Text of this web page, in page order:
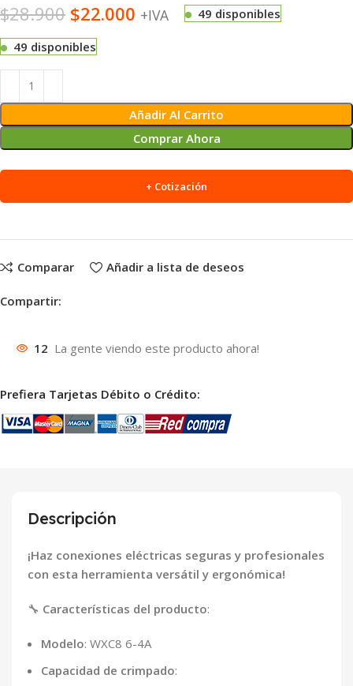
$28.900 $22.000 +IVA 49 disponibles
49 disponibles
Añadir Al Carrito
Comprar Ahora
Alternative:
+ Cotización
Comparar Añadir a lista de deseos
Compartir:
12 La gente viendo este producto ahora!
Prefiera Tarjetas Débito o Crédito:
Descripción
¡Haz conexiones eléctricas seguras y profesionales
con esta herramienta versátil y ergonómica!
🔧 Características del producto:
Modelo: WXC8 6-4A
Capacidad de crimpado: